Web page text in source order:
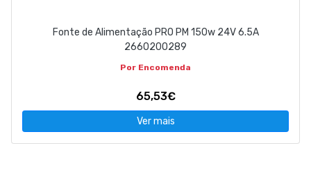
Fonte de Alimentação PRO PM 150w 24V 6.5A
2660200289
Por Encomenda
65,53€
Ver mais